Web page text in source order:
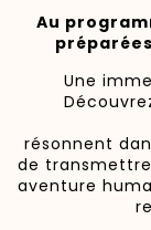
Au
Une
résonnent
de
aventure